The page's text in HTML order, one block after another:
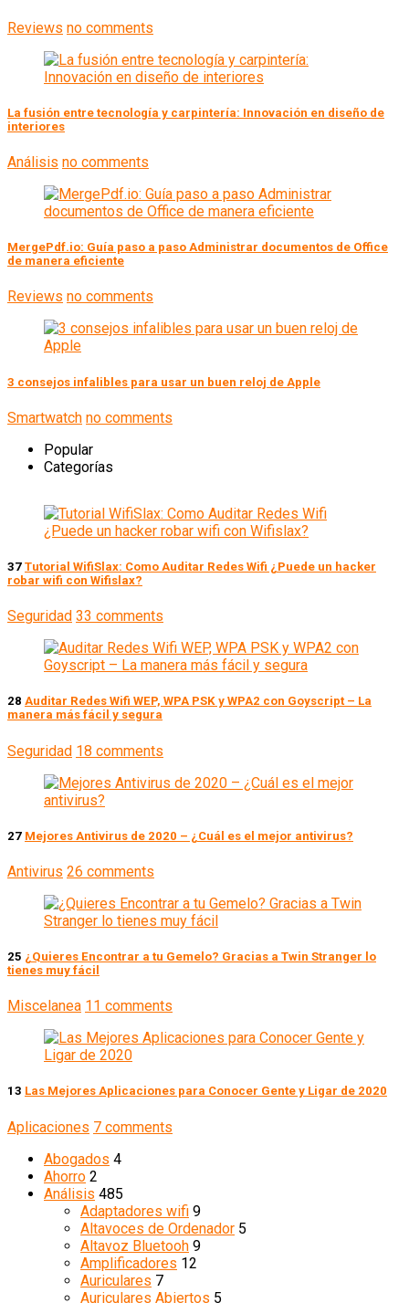
Reviews no comments
La fusión entre tecnología y carpintería: Innovación en diseño de
interiores
Análisis no comments
MergePdf.io: Guía paso a paso Administrar documentos de Office
de manera eficiente
Reviews no comments
3 consejos infalibles para usar un buen reloj de Apple
Smartwatch no comments
Popular
Categorías
37 Tutorial WifiSlax: Como Auditar Redes Wifi ¿Puede un hacker
robar wifi con Wifislax?
Seguridad 33 comments
28 Auditar Redes Wifi WEP, WPA PSK y WPA2 con Goyscript – La
manera más fácil y segura
Seguridad 18 comments
27 Mejores Antivirus de 2020 – ¿Cuál es el mejor antivirus?
Antivirus 26 comments
25 ¿Quieres Encontrar a tu Gemelo? Gracias a Twin Stranger lo
tienes muy fácil
Miscelanea 11 comments
13 Las Mejores Aplicaciones para Conocer Gente y Ligar de 2020
Aplicaciones 7 comments
Abogados 4
Ahorro 2
Análisis 485
Adaptadores wifi 9
Altavoces de Ordenador 5
Altavoz Bluetooh 9
Amplificadores 12
Auriculares 7
Auriculares Abiertos 5